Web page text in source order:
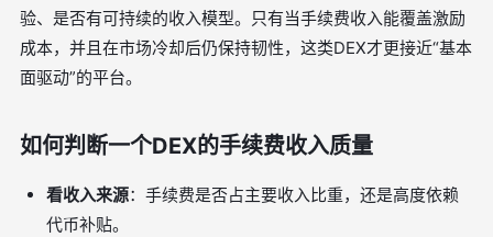
验、是否有可持续的收入模型。只有当手续费收入能覆盖激励
成本，并且在市场冷却后仍保持韧性，这类DEX才更接近“基本
面驱动”的平台。
如何判断一个DEX的手续费收入质量
看收入来源：手续费是否占主要收入比重，还是高度依赖
代币补贴。